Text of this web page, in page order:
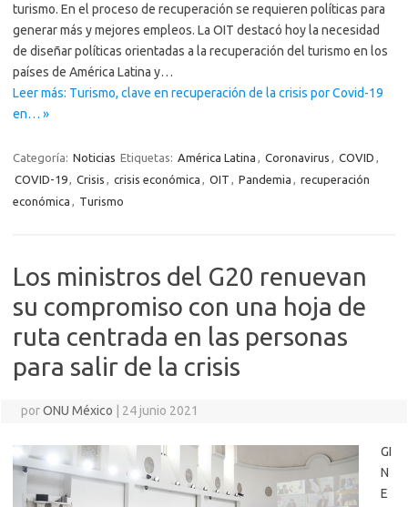
turismo. En el proceso de recuperación se requieren políticas para
generar más y mejores empleos. La OIT destacó hoy la necesidad
de diseñar políticas orientadas a la recuperación del turismo en los
países de América Latina y…
Leer más: Turismo, clave en recuperación de la crisis por Covid-19
en… »
Categoría: Noticias Etiquetas: América Latina , Coronavirus , COVID ,
COVID-19, Crisis , crisis económica , OIT , Pandemia , recuperación
económica , Turismo
Los ministros del G20 renuevan
su compromiso con una hoja de
ruta centrada en las personas
para salir de la crisis
porONU México 24 junio 2021
GI
N
E